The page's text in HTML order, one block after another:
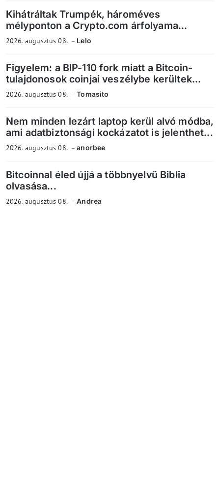
Kihátráltak Trumpék, hároméves
mélyponton a Crypto.com árfolyama...
2026. augusztus 08. Lelo
Figyelem: a BIP-110 fork miatt a Bitcoin-
tulajdonosok coinjai veszélybe kerültek...
2026. augusztus 08. Tomasito
Nem minden lezárt laptop kerül alvó módba,
ami adatbiztonsági kockázatot is jelenthet...
2026. augusztus 08. anorbee
Bitcoinnal éled újjá a többnyelvű Biblia
olvasása...
2026. augusztus 08. Andrea